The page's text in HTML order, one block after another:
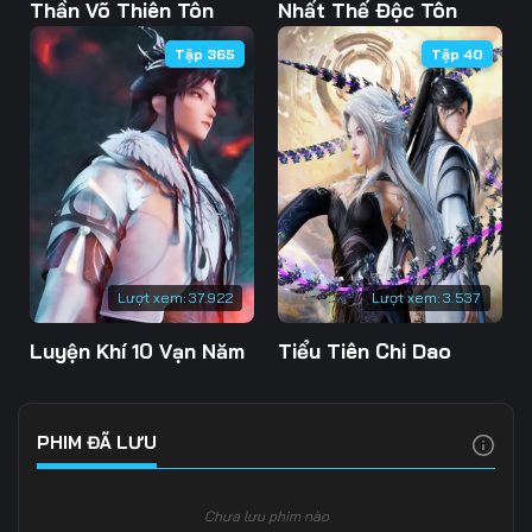
Tập 108 Tập 109 Tập 110
Tập 111 Tập 112 Tập 113
Tập 114 Tập 115 Tập 116
Tập 117 Tập 118 Tập 119
Tập 120 Tập 121 Tập 122
Tập 123 Tập 124 Tập 125
Tập 126 Tập 127 Tập 128
Thần Võ Thiên Tôn Nhất Thế Độc Tôn
Lượt xem: 37.922
Tập 365
Luyện Khí 10 Vạn Năm
Lượt xem: 3.537
Tập 40
Tiểu Tiên Chi Dao
PHIM ĐÃ LƯU
Chưa lưu phim nào